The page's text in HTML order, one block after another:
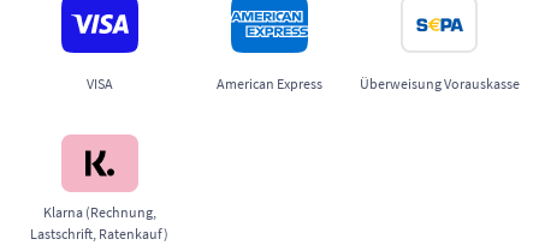
VISA American Express Überweisung Vorauskasse
Klarna (Rechnung,
Lastschrift, Ratenkauf)